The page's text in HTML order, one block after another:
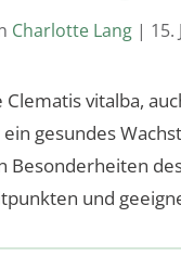
Charlotte Lang | 15.
Clematis vitalba,
gesundes
Besonderheiten
und